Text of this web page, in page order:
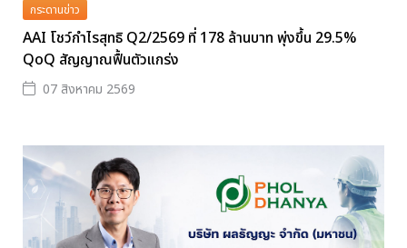
กระดานข่าว
AAI โชว์กำไรสุทธิ Q2/2569 ที่ 178 ล้านบาท พุ่งขึ้น 29.5%
QoQ สัญญาณฟื้นตัวแกร่ง
07 สิงหาคม 2569